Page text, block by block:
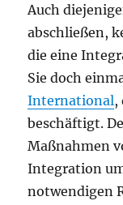
Auch
abschließen,
die eine
Sie doch
International,
beschäftigt.
Maßnahmen
Integration
notwendigen